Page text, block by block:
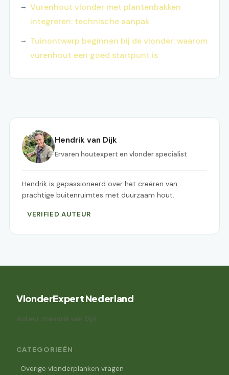
Vurenhout vlonder met plantenbakken
integreren: technische aanpak
Tuinontwerp beginnen bij de vlonder: waarom
vurenhout een goed startpunt is
Hendrik van Dijk
Ervaren houtexpert en vlonder specialist
Hendrik is gepassioneerd over het creëren van
prachtige buitenruimtes met duurzaam hout.
VERIFIED AUTEUR
VlonderExpert Nederland
Auteur: Hendrik van Dijk
CATEGORIEËN
Overige vlonderplanken vragen